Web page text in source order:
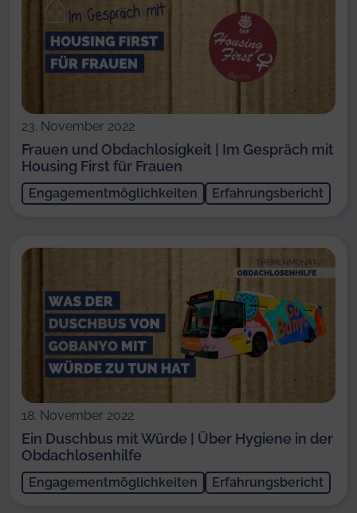
23. November 2022
Frauen und Obdachlosigkeit | Im Gespräch mit
Housing First für Frauen
Engagementmöglichkeiten Erfahrungsbericht
18. November 2022
Ein Duschbus mit Würde | Über Hygiene in der
Obdachlosenhilfe
Engagementmöglichkeiten Erfahrungsbericht